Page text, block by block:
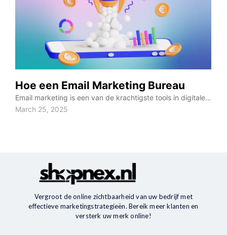
Hoe een Email Marketing Bureau
Email marketing is een van de krachtigste tools in digitale…
March 25, 2025
Vergroot de online zichtbaarheid van uw bedrijf met
effectieve marketingstrategieën. Bereik meer klanten en
versterk uw merk online!